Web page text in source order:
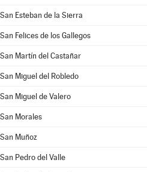
San Esteban de la Sierra
San Felices de los Gallegos
San Martín del Castañar
San Miguel del Robledo
San Miguel de Valero
San Morales
San Muñoz
San Pedro del Valle